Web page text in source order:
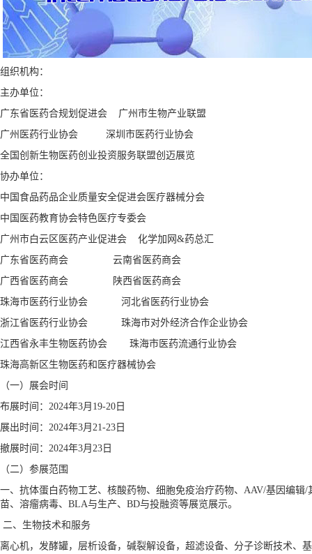
组织机构：
主办单位：
广东省医药合规划促进会 广州市生物产业联盟
广州医药行业协会 深圳市医药行业协会
全国创新生物医药创业投资服务联盟创迈展览
协办单位：
中国食品药品企业质量安全促进会医疗器械分会
中国医药教育协会特色医疗专委会
广州市白云区医药产业促进会 化学加网&药总汇
广东省医药商会 云南省医药商会
广西省医药商会 陕西省医药商会
珠海市医药行业协会 河北省医药行业协会
浙江省医药行业协会 珠海市对外经济合作企业协会
江西省永丰生物医药协会 珠海市医药流通行业协会
珠海高新区生物医药和医疗器械协会
（一）展会时间
布展时间：2024年3月19-20日
展出时间：2024年3月21-23日
撤展时间：2024年3月23日
（二）参展范围
一、抗体蛋白药物工艺、核酸药物、细胞免疫治疗药物、AAV/基因编
苗、溶瘤病毒、BLA与生产、BD与投融资等展览展示。
二、生物技术和服务
离心机，发酵罐，层析设备，碱裂解设备，超滤设备、分子诊断技术、